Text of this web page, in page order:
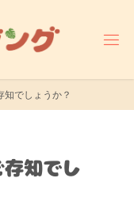
知でしょうか？
知でし